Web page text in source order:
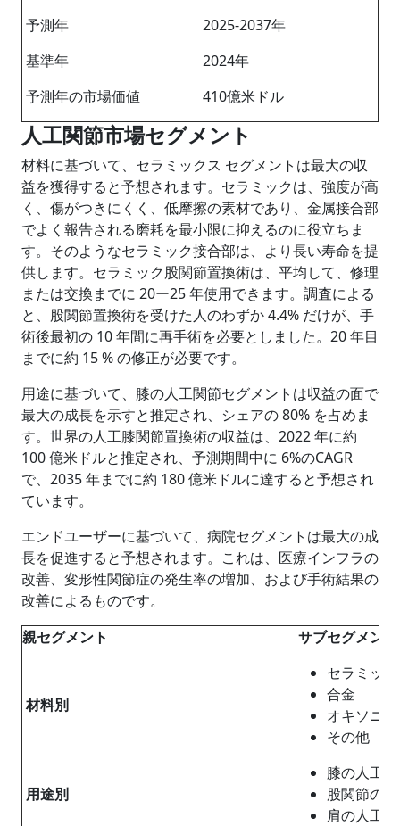
予測年
2025-2037年
基準年
2024年
予測年の市場価値
410億米ドル
人工関節市場セグメント
材料に基づいて、セラミックス セグメントは最大の収
益を獲得すると予想されます。セラミックは、強度が高
く、傷がつきにくく、低摩擦の素材であり、金属接合部
でよく報告される磨耗を最小限に抑えるのに役立ちま
す。そのようなセラミック接合部は、より長い寿命を提
供します。セラミック股関節置換術は、平均して、修理
または交換までに 20ー25 年使用できます。調査による
と、股関節置換術を受けた人のわずか 4.4% だけが、手
術後最初の 10 年間に再手術を必要としました。20 年目
までに約 15 % の修正が必要です。
用途に基づいて、膝の人工関節セグメントは収益の面で
最大の成長を示すと推定され、シェアの 80% を占めま
す。世界の人工膝関節置換術の収益は、2022 年に約
100 億米ドルと推定され、予測期間中に 6%のCAGR
で、2035 年までに約 180 億米ドルに達すると予想され
ています。
エンドユーザーに基づいて、病院セグメントは最大の成
長を促進すると予想されます。これは、医療インフラの
改善、変形性関節症の発生率の増加、および手術結果の
改善によるものです。
親セグメン ト サブセグメン
材料別
セラミッ
合金
オキソニ
その他
用途別
膝の人工
股関節の
肩の人工